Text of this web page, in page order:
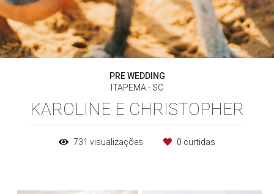
PRE WEDDING
ITAPEMA - SC
KAROLINE E CHRISTOPHER
731 visualizações 0 curtidas